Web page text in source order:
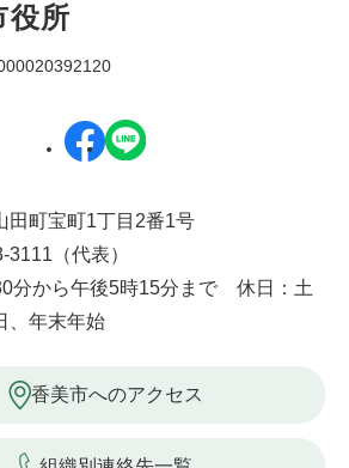
役所
田町宝町1丁目2番1号
（代表）
分から午後5時15分まで 休日：土
、年末年始
香美市へのアクセス